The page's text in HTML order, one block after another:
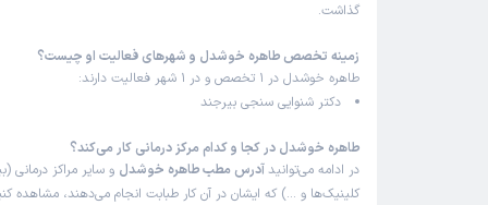
گذاشت.
زمینه تخصص طاهره خوشدل و شهرهای فعالیت او چیست؟
طاهره خوشدل در 1 تخصص و در 1 شهر فعالیت دارند:
دکتر شنوایی سنجی بیرجند
طاهره خوشدل در کجا و کدام مرکز درمانی کار می‌کند؟
در ادامه می‌توانید آدرس مطب طاهره خوشدل و سایر مراکز درمانی
کلینیک‌ها و …) که ایشان در آن کار طبابت انجام می‌دهند، مشاهده